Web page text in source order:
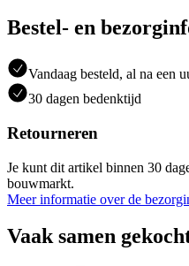
Bestel- en
Vandaag besteld, al na een
30 dagen bedenktijd
Retourneren
Je kunt dit artikel binnen 30
bouwmarkt.
Meer informatie over de
Vaak samen